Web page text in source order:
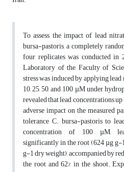
To assess the impact of lead
bursa-pastoris, a completely
four replicates was conducted
Laboratory of the Faculty of
stress was induced by applying
10, 25, 50, and 100 µM under
revealed that lead concentrations
adverse impact on the measured
tolerance C. bursa-pastoris to
concentration of 100 µM,
significantly in the root (624 µg
g-1 dry weight), accompanied by
the root and 62% in the shoot.